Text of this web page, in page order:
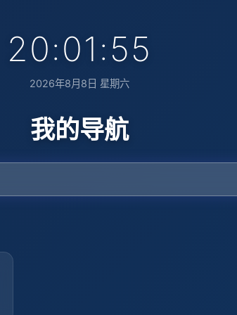
20:01:56
2026年8月8日 星期六
我的导航